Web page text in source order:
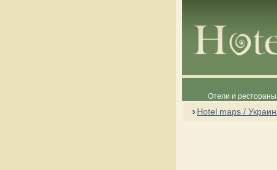
Отели и рестораны
Hotel maps /